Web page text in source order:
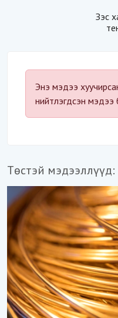
Зэс
Энэ мэдээ
нийтлэгдсэн мэдээ
Төстэй мэдээллүүд: